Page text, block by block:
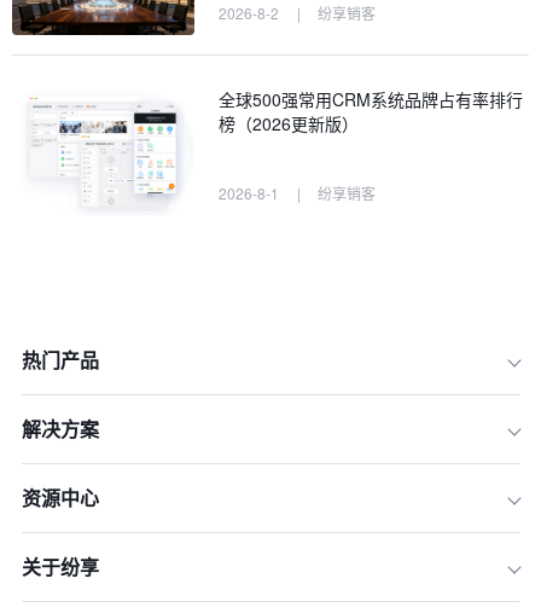
2026-8-2 | 纷享销客
全球500强常用CRM系统品牌占有率排行
榜（2026更新版）
2026-8-1 | 纷享销客
热门产品
解决方案
资源中心
关于纷享